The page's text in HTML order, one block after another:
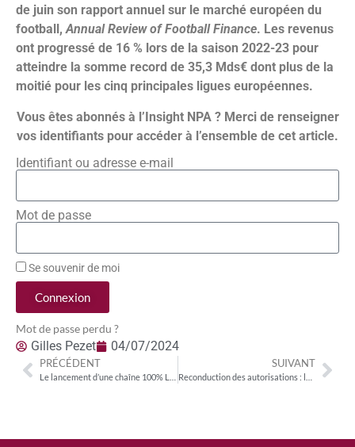
de juin son rapport annuel sur le marché européen du
football,Annual Review of Football Finance. Les revenus
ont progressé de 16 % lors de la saison 2022-23 pour
atteindre la somme record de 35,3 Mds€ dont plus de la
moitié pour les cinq principales ligues européennes.
Vous êtes abonnés à l’Insight NPA ? Merci de renseigner
vos identifiants pour accéder à l’ensemble de cet article.
Identifiant ou adresse e-mail
Mot de passe
Se souvenir de moi
Connexion
Mot de passe perdu ?
Gilles Pezet 04/07/2024
PRÉCÉDENT SUIVANT